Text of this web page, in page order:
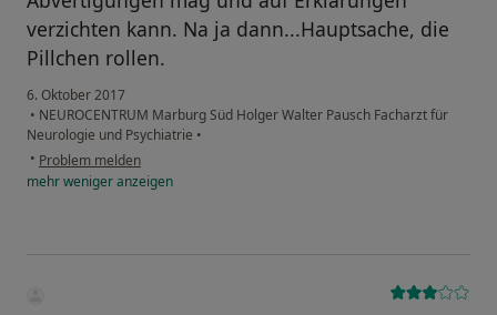
verzichten kann. Na ja dann...Hauptsache, die
Pillchen rollen.
6. Oktober 2017
• NEUROCENTRUM Marburg Süd Holger Walter Pausch Facharzt für
Neurologie und Psychiatrie •
• Problem melden
mehrwenigeranzeigen